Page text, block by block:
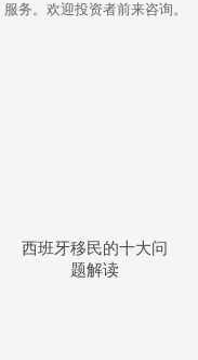
服务。欢迎投资者前来咨询。
西班牙移民的十大问
题解读